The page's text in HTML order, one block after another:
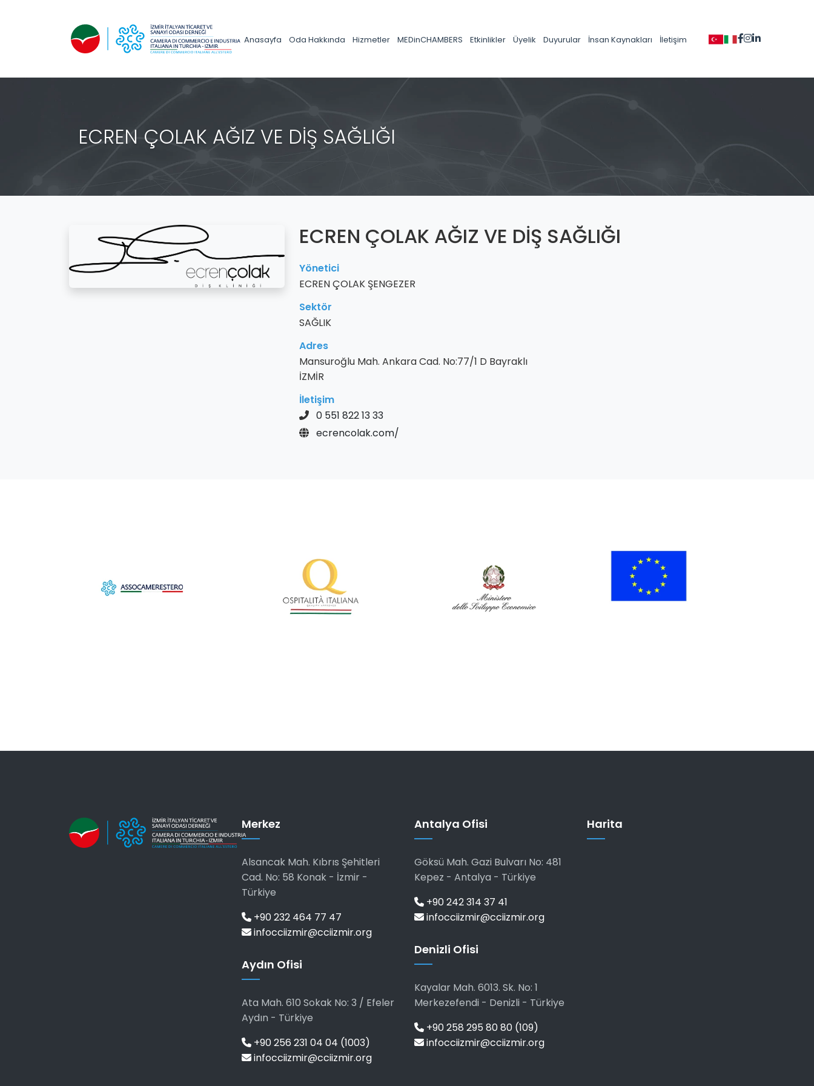
Anasayfa Oda Hakkında Hizmetler MEDinCHAMBERS Etkinlikler Üyelik Duyurular İnsan Kaynakları İletişim
ECREN ÇOLAK AĞIZ VE DİŞ SAĞLIĞI
ECREN ÇOLAK AĞIZ VE DİŞ SAĞLIĞI
Yönetici
ECREN ÇOLAK ŞENGEZER
Sektör
SAĞLIK
Adres
Mansuroğlu Mah. Ankara Cad. No:77/1 D Bayraklı
İZMİR
İletişim
0 551 822 13 33
ecrencolak.com/
Merkez
Alsancak Mah. Kıbrıs Şehitleri
Cad. No: 58 Konak - İzmir -
Türkiye
+90 232 464 77 47
infocciizmir@cciizmir.org
Aydın Ofisi
Ata Mah. 610 Sokak No: 3 / Efeler
Aydın - Türkiye
+90 256 231 04 04 (1003)
infocciizmir@cciizmir.org
Antalya Ofisi
Göksü Mah. Gazi Bulvarı No: 481
Kepez - Antalya - Türkiye
+90 242 314 37 41
infocciizmir@cciizmir.org
Denizli Ofisi
Kayalar Mah. 6013. Sk. No: 1
Merkezefendi - Denizli - Türkiye
+90 258 295 80 80 (109)
infocciizmir@cciizmir.org
Harita